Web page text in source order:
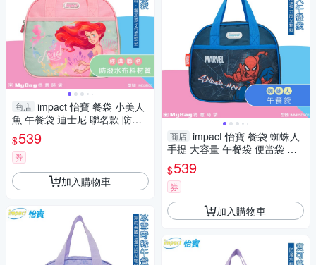
商店 impact 怡寶 餐袋 小美人
魚 午餐袋 迪士尼 聯名款 防潑
水 便當袋 手提袋 IMDSN05 得
意時袋
$539
券
加入購物車
商店 impact 怡寶 餐袋 蜘蛛人
手提 大容量 午餐袋 便當袋 深
藍 IMMVSDN01 得意時袋
$539
券
加入購物車